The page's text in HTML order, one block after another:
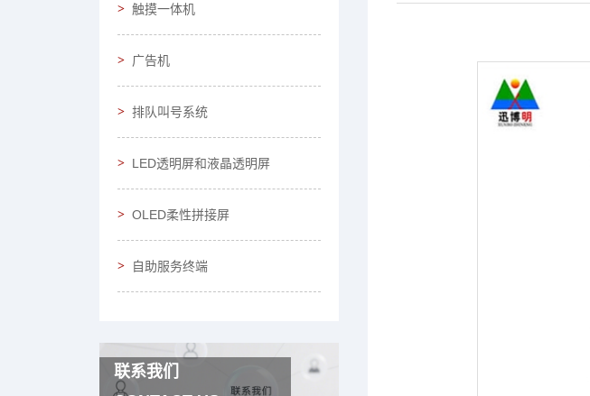
触摸一体机
广告机
排队叫号系统
LED透明屏和液晶透明屏
OLED柔性拼接屏
自助服务终端
联系我们